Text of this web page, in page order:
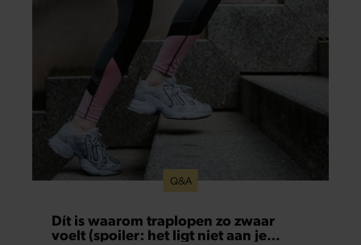
Q&A
Dít is waarom traplopen zo zwaar
voelt (spoiler: het ligt niet aan je